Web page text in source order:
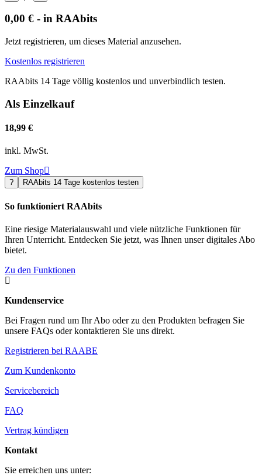
0,00 € - in RAAbits
Jetzt registrieren, um dieses Material anzusehen.
Kostenlos registrieren
RAAbits 14 Tage völlig kostenlos und unverbindlich testen.
Als Einzelkauf
18,99 €
inkl. MwSt.
Zum Shop
? RAAbits 14 Tage kostenlos testen
So funktioniert RAAbits
Eine riesige Materialauswahl und viele nützliche Funktionen für
Ihren Unterricht. Entdecken Sie jetzt, was Ihnen unser digitales Abo
bietet.
Zu den Funktionen

Kundenservice
Bei Fragen rund um Ihr Abo oder zu den Produkten befragen Sie
unsere FAQs oder kontaktieren Sie uns direkt.
Registrieren bei RAABE
Zum Kundenkonto
Servicebereich
FAQ
Vertrag kündigen
Kontakt
Sie erreichen uns unter: